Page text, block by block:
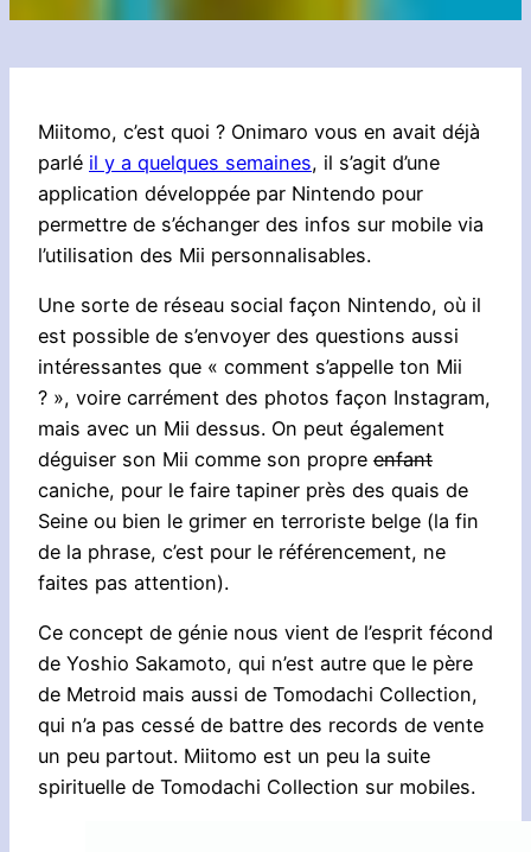
Miitomo, c’est quoi ? Onimaro vous en avait déjà
parlé il y a quelques semaines, il s’agit d’une
application développée par Nintendo pour
permettre de s’échanger des infos sur mobile via
l’utilisation des Mii personnalisables.
Une sorte de réseau social façon Nintendo, où il
est possible de s’envoyer des questions aussi
intéressantes que « comment s’appelle ton Mii
? », voire carrément des photos façon Instagram,
mais avec un Mii dessus. On peut également
déguiser son Mii comme son propre enfant
caniche, pour le faire tapiner près des quais de
Seine ou bien le grimer en terroriste belge (la fin
de la phrase, c’est pour le référencement, ne
faites pas attention).
Ce concept de génie nous vient de l’esprit fécond
de Yoshio Sakamoto, qui n’est autre que le père
de Metroid mais aussi de Tomodachi Collection,
qui n’a pas cessé de battre des records de vente
un peu partout. Miitomo est un peu la suite
spirituelle de Tomodachi Collection sur mobiles.